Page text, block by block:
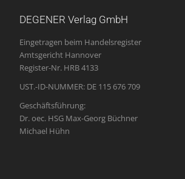
DEGENER Verlag GmbH
Eingetragen beim Handelsregister
Amtsgericht Hannover
Register-Nr. HRB 4133
UST.-ID-NUMMER: DE 115 676 709
Geschäftsführung:
Dr. oec. HSG Max-Georg Büchner
Michael Hühn